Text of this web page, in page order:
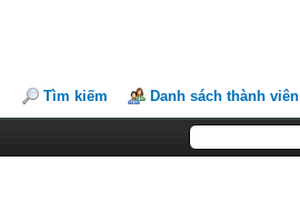
Tìm kiếm Danh sách thành viên